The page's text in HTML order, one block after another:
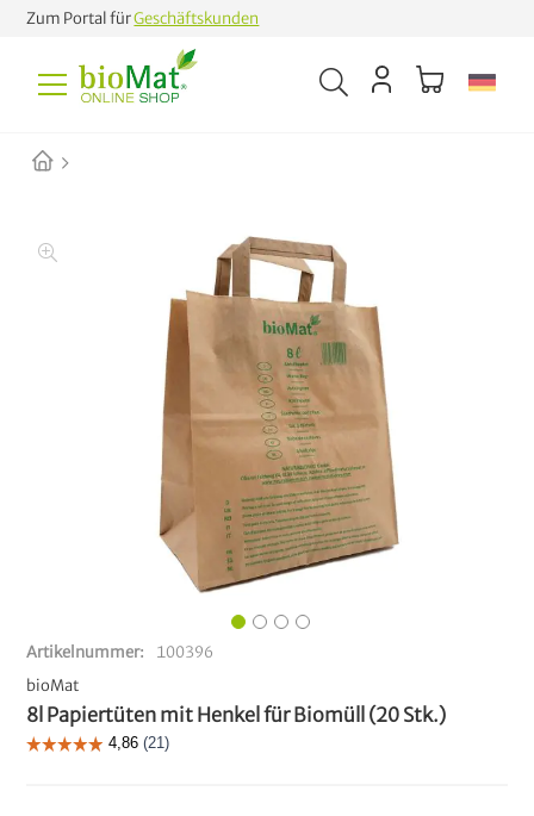
Zum Portal fürGeschäftskunden
Artikelnummer
100396
bioMat
8l Papiertüten mit Henkel für Biomüll (20 Stk.)